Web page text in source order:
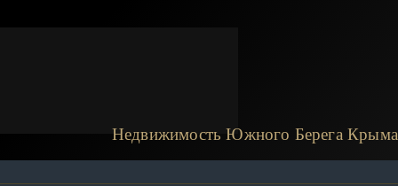
Недвижимость Южного Берега Крыма